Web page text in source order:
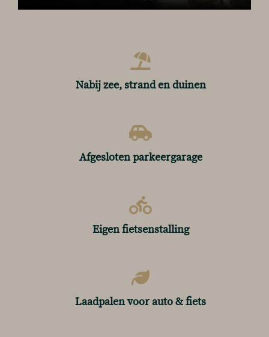
Nabij zee, strand en duinen
Afgesloten parkeergarage
Eigen fietsenstalling
Laadpalen voor auto & fiets